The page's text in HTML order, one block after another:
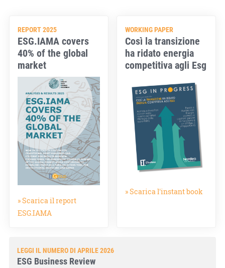
REPORT 2025
ESG.IAMA covers
40% of the global
market
» Scarica il report
ESG.IAMA
WORKING PAPER
Così la transizione
ha ridato energia
competitiva agli Esg
» Scarica l'instant book
LEGGI IL NUMERO DI APRILE 2026
ESG Business Review